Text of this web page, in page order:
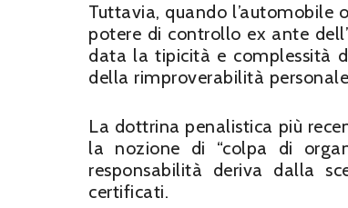
Tuttavia, quando l’automobile
potere di controllo ex ante
data la tipicità e complessità
della rimproverabilità
La dottrina penalistica più
la nozione di “colpa di
responsabilità deriva dalla
certificati.